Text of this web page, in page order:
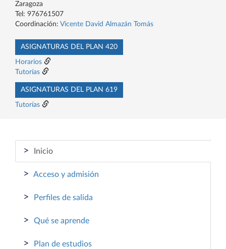
Zaragoza
Tel: 976761507
Coordinación: Vicente David Almazán Tomás
ASIGNATURAS DEL PLAN 420
Horarios
Tutorías
ASIGNATURAS DEL PLAN 619
Tutorías
> Inicio
> Acceso y admisión
> Perfiles de salida
> Qué se aprende
> Plan de estudios